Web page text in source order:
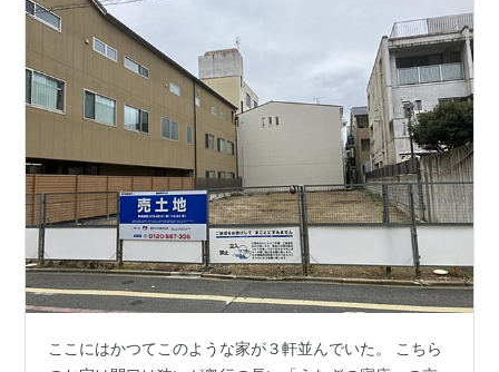
ここにはかつてこのような家が３軒並んでいた。 こちら